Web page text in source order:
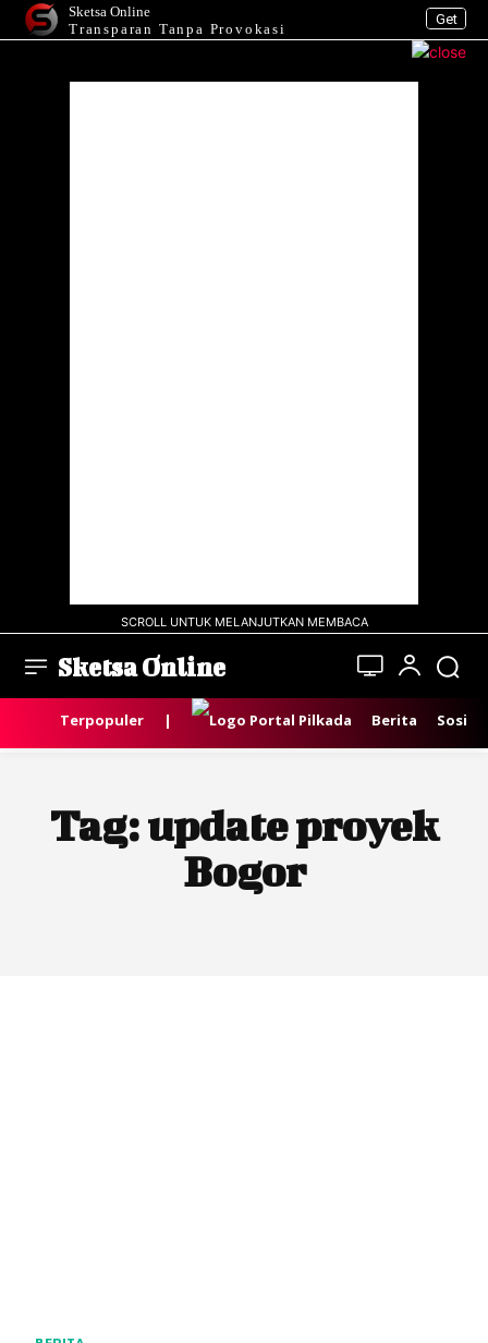
Get
Sketsa Online
Transparan Tanpa Provokasi
SCROLL UNTUK MELANJUTKAN MEMBACA
Sketsa Online
Terpopuler | Berita Sosial
Tag:update proyek
Bogor